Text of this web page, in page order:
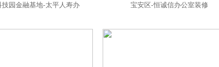
技园金融基地-太平人寿办 宝安区-恒诚信办公室装修